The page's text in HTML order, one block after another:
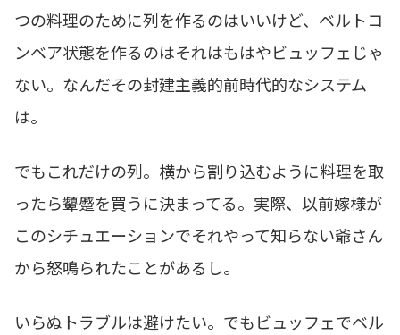
つの料理のために列を作るのはいいけど、ベルトコ
ンベア状態を作るのはそれはもはやビュッフェじゃ
ない。なんだその封建主義的前時代的なシステム
は。
でもこれだけの列。横から割り込むように料理を取
ったら顰蹙を買うに決まってる。実際、以前嫁様が
このシチュエーションでそれやって知らない爺さん
から怒鳴られたことがあるし。
いらぬトラブルは避けたい。でもビュッフェでベル